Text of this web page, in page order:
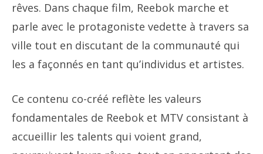
rêves. Dans chaque film, Reebok marche et
parle avec le protagoniste vedette à travers sa
ville tout en discutant de la communauté qui
les a façonnés en tant qu’individus et artistes.
Ce contenu co-créé reflète les valeurs
fondamentales de Reebok et MTV consistant à
accueillir les talents qui voient grand,